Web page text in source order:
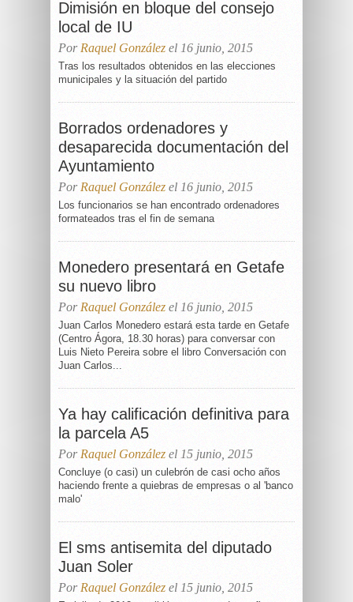
Dimisión en bloque del consejo
local de IU
Por Raquel González el 16 junio, 2015
Tras los resultados obtenidos en las elecciones
municipales y la situación del partido
Borrados ordenadores y
desaparecida documentación del
Ayuntamiento
Por Raquel González el 16 junio, 2015
Los funcionarios se han encontrado ordenadores
formateados tras el fin de semana
Monedero presentará en Getafe
su nuevo libro
Por Raquel González el 16 junio, 2015
Juan Carlos Monedero estará esta tarde en Getafe
(Centro Ágora, 18.30 horas) para conversar con
Luis Nieto Pereira sobre el libro Conversación con
Juan Carlos...
Ya hay calificación definitiva para
la parcela A5
Por Raquel González el 15 junio, 2015
Concluye (o casi) un culebrón de casi ocho años
haciendo frente a quiebras de empresas o al 'banco
malo'
El sms antisemita del diputado
Juan Soler
Por Raquel González el 15 junio, 2015